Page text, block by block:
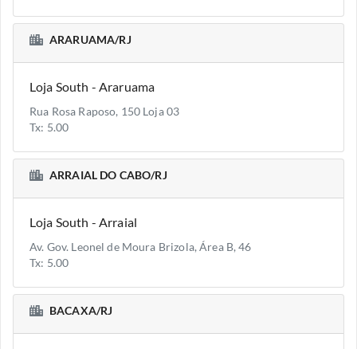
ARARUAMA/RJ
Loja South - Araruama
Rua Rosa Raposo, 150 Loja 03
Tx: 5.00
ARRAIAL DO CABO/RJ
Loja South - Arraial
Av. Gov. Leonel de Moura Brizola, Área B, 46
Tx: 5.00
BACAXA/RJ